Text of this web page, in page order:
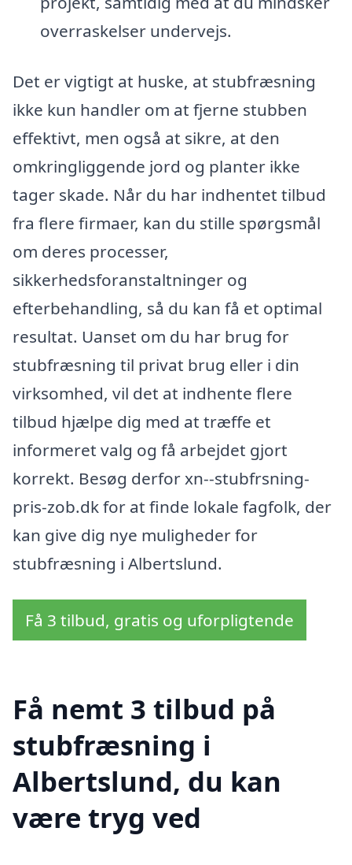
overraskelser undervejs.
Det er vigtigt at huske, at stubfræsning
ikke kun handler om at fjerne stubben
effektivt, men også at sikre, at den
omkringliggende jord og planter ikke
tager skade. Når du har indhentet tilbud
fra flere firmaer, kan du stille spørgsmål
om deres processer,
sikkerhedsforanstaltninger og
efterbehandling, så du kan få et optimal
resultat. Uanset om du har brug for
stubfræsning til privat brug eller i din
virksomhed, vil det at indhente flere
tilbud hjælpe dig med at træffe et
informeret valg og få arbejdet gjort
korrekt. Besøg derfor xn--stubfrsning-
pris-zob.dk for at finde lokale fagfolk, der
kan give dig nye muligheder for
stubfræsning i Albertslund.
Få 3 tilbud, gratis og uforpligtende
Få nemt 3 tilbud på
stubfræsning i
Albertslund, du kan
være tryg ved